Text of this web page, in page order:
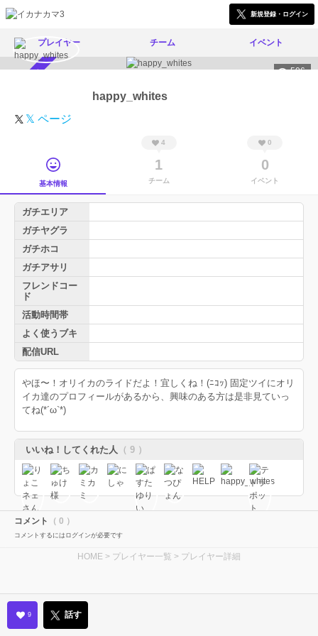
新規登録・ログイン
プレイヤー チーム イベント
506
happy_whites
𝕏 ページ
基本情報
4
1
チーム
0
0
イベント
ガチエリア
ガチヤグラ
ガチホコ
ガチアサリ
フレンドコー
ド
活動時間帯
よく使うブキ
配信URL
やほ〜！オリイカのライドだよ！宜しくね！(ﾆｺｯ) 固定ツイにオリ
イカ達のプロフィールがあるから、興味のある方は是非見ていっ
てね(*´ω`*)
いいね！してくれた人 （ 9 ）
コメント （ 0 ）
コメントするにはログインが必要です
HOME > プレイヤー一覧 > プレイヤー詳細
9 話す